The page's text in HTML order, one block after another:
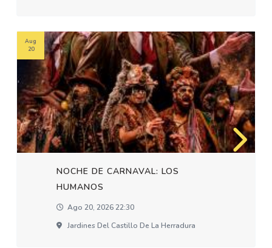
NOCHE DE CARNAVAL: LOS
HUMANOS
Ago 20, 2026 22:30
Jardines Del Castillo De La Herradura
Aug
20